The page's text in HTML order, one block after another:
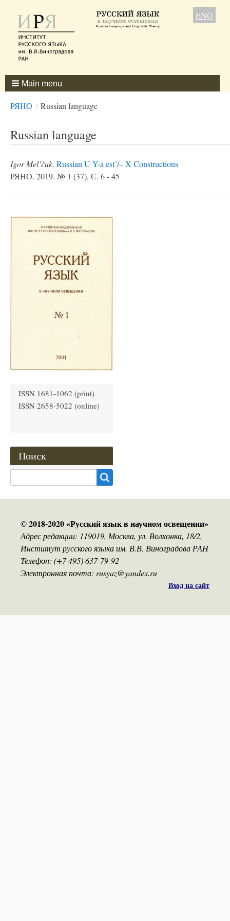
ENG
Main menu
Breadcrumbs
You
here:
РЯНО Russian language
Russian language
Igor Mel’čuk. Russian U Y-a est´/– X Constructions
РЯНО. 2019. № 1 (37), С. 6 - 45
ISSN 1681-1062 (print)
ISSN 2658-5022 (online)
Поиск
© 2018-2020 «Русский язык в научном освещении»
Адрес редакции: 119019, Москва, ул. Волхонка, 18/2,
Институт русского языка им. В.В. Виноградова РАН
Телефон: (+7 495) 637-79-92
Электронная почта: rusyaz@yandex.ru
Вход на сайт